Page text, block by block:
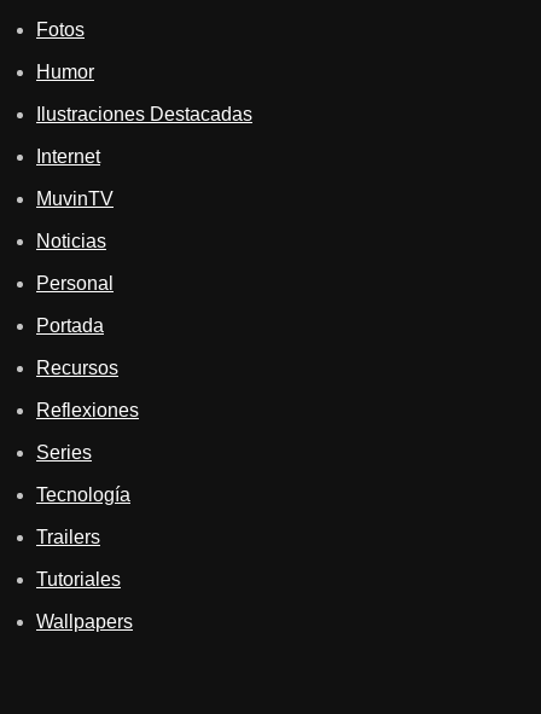
Fotos
Humor
Ilustraciones Destacadas
Internet
MuvinTV
Noticias
Personal
Portada
Recursos
Reflexiones
Series
Tecnología
Trailers
Tutoriales
Wallpapers